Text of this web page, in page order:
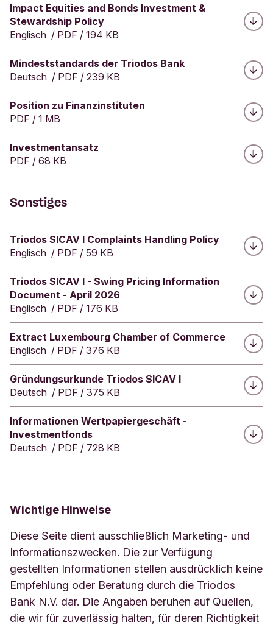
Herunterladen:
Impact Equities and Bonds Investment &
Stewardship Policy
Englisch / PDF / 194 KB
Herunterladen:
Mindeststandards der Triodos Bank
Deutsch / PDF / 239 KB
Herunterladen:
Position zu Finanzinstituten
PDF / 1 MB
Herunterladen:
Investmentansatz
PDF / 68 KB
Sonstiges
Herunterladen:
Triodos SICAV I Complaints Handling Policy
Englisch / PDF / 59 KB
Herunterladen:
Triodos SICAV I - Swing Pricing Information
Document - April 2026
Englisch / PDF / 176 KB
Herunterladen:
Extract Luxembourg Chamber of Commerce
Englisch / PDF / 376 KB
Herunterladen:
Gründungsurkunde Triodos SICAV I
Deutsch / PDF / 375 KB
Herunterladen:
Informationen Wertpapiergeschäft -
Investmentfonds
Deutsch / PDF / 728 KB
Wichtige Hinweise
Diese Seite dient ausschließlich Marketing- und
Informationszwecken. Die zur Verfügung
gestellten Informationen stellen ausdrücklich keine
Empfehlung oder Beratung durch die Triodos
Bank N.V. dar. Die Angaben beruhen auf Quellen,
die wir für zuverlässig halten, für deren Richtigkeit